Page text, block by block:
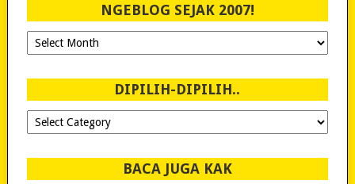
NGEBLOG SEJAK 2007!
Ngeblog
Sejak
DIPILIH-DIPILIH..
Dipilih-
dipilih..
BACA JUGA KAK